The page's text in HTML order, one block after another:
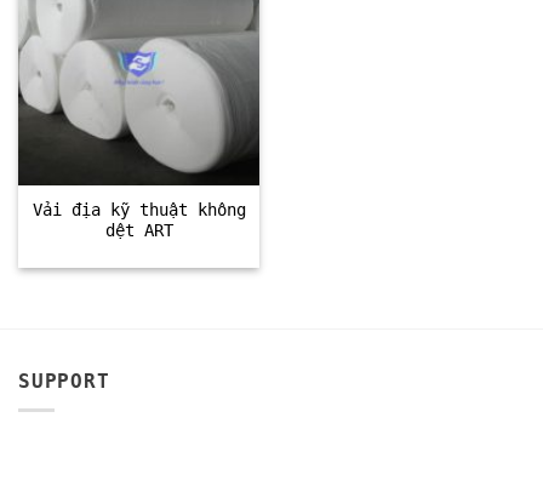
Vải địa kỹ thuật không
dệt ART
SUPPORT